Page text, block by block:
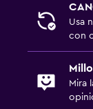
Usa
con
Mira